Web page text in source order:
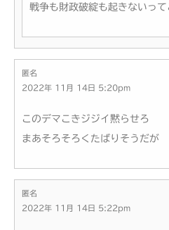
戦争も財政破綻も起きないって
匿名
2022年 11月 14日 5:20pm
このデマこきジジイ黙らせろ
まあそろそろくたばりそうだが
匿名
2022年 11月 14日 5:22pm